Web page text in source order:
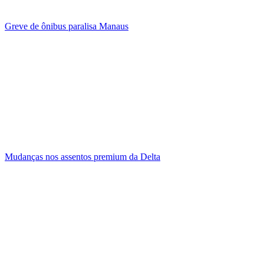
Greve de ônibus paralisa Manaus
Mudanças nos assentos premium da Delta